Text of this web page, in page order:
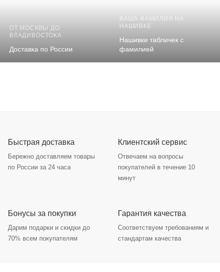
ОТ МОСКВЫ ДО
ВЛАДИВОСТОКА
Доставка по России
ВАША ФАМИЛИЯ НА
НАШИВКЕ
Нашивки табличек с
фамилией
Быстрая доставка
Бережно доставляем товары
по России за 24 часа
Клиентский сервис
Отвечаем на вопросы
покупателей в течение 10
минут
Бонусы за покупки
Дарим подарки и скидки до
70% всем покупателям
Гарантия качества
Соответствуем требованиям и
стандартам качества